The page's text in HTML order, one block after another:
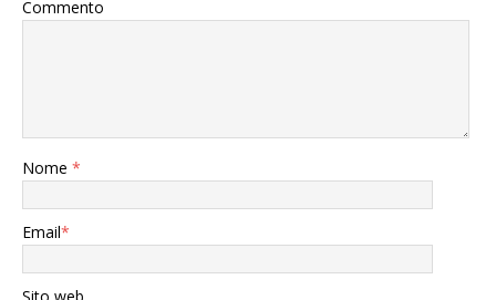
Commento
Nome *
Email*